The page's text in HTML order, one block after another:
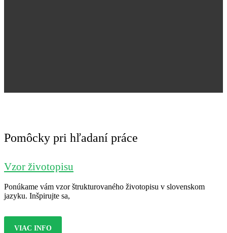
Pomôcky pri hľadaní práce
Vzor životopisu
Ponúkame vám vzor štrukturovaného životopisu v slovenskom
jazyku. Inšpirujte sa,
VIAC INFO